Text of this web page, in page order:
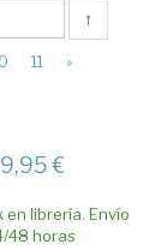
↑
11 »
€
en librería. Envío
48 horas